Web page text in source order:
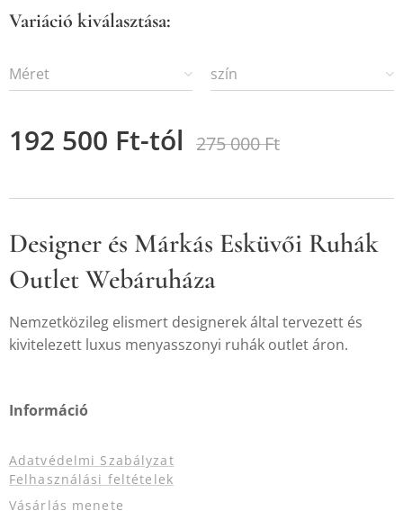
Variáció kiválasztása:
Méret szín
192 500 Ft-tól 275 000Ft
Designer és Márkás Esküvői Ruhák
Outlet Webáruháza
Nemzetközileg elismert designerek által tervezett és
kivitelezett luxus menyasszonyi ruhák outlet áron.
Információ
Adatvédelmi Szabályzat
Felhasználási feltételek
Vásárlás menete